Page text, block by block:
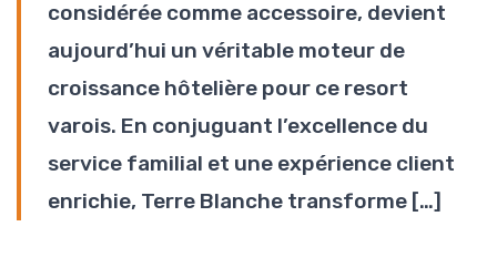
considérée comme accessoire, devient
aujourd’hui un véritable moteur de
croissance hôtelière pour ce resort
varois. En conjuguant l’excellence du
service familial et une expérience client
enrichie, Terre Blanche transforme […]